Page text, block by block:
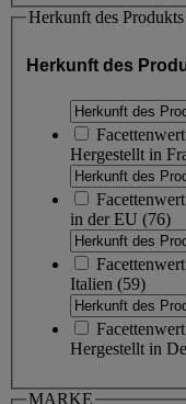
Herkunft des Produkts
Herkunft des
Facettenwert
Hergestellt in
Facettenwert
in der EU (76)
Facettenwert
Italien (59)
Facettenwert
Hergestellt in
MARKE